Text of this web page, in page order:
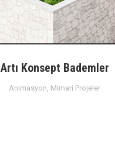
Artı Konsept Bademler
Animasyon, Mimari Projeler